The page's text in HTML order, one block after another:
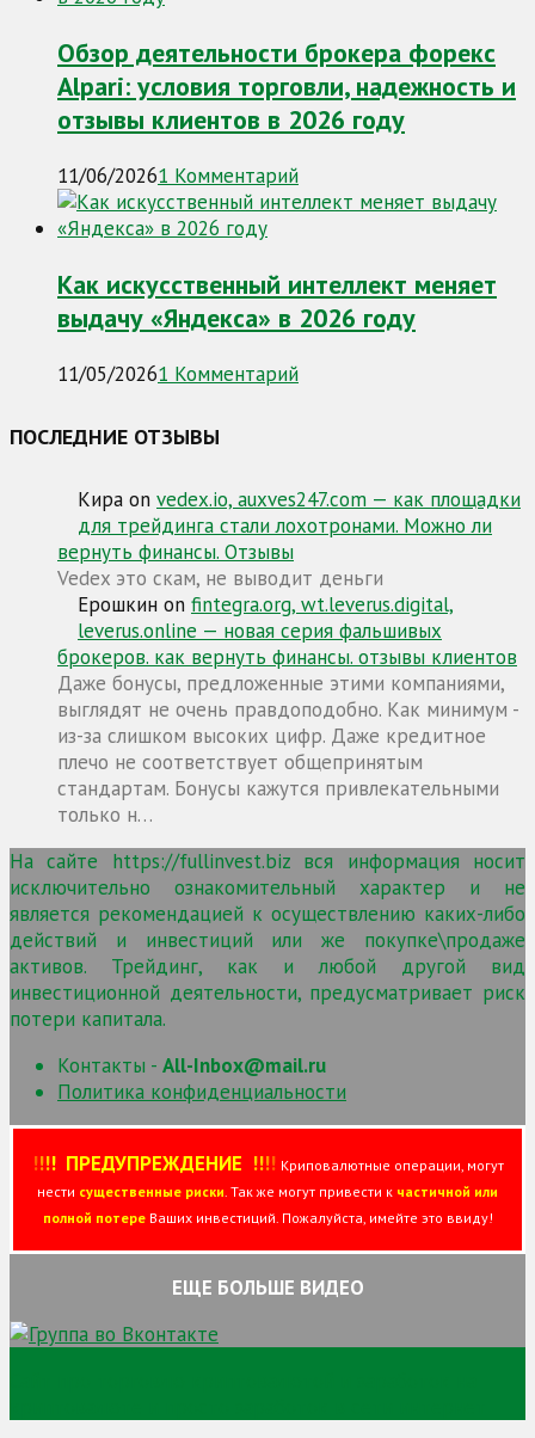
Обзор деятельности брокера форекс
Alpari: условия торговли, надежность и
отзывы клиентов в 2026 году
11/06/20261 Комментарий
Как искусственный интеллект меняет
выдачу «Яндекса» в 2026 году
11/05/20261 Комментарий
ПОСЛЕДНИЕ ОТЗЫВЫ
Кира on vedex.io, auxves247.com — как площадки
для трейдинга стали лохотронами. Можно ли
вернуть финансы. Отзывы
Vedex это скам, не выводит деньги
Ерошкин on fintegra.org, wt.leverus.digital,
leverus.online — новая серия фальшивых
брокеров. как вернуть финансы. отзывы клиентов
Даже бонусы, предложенные этими компаниями,
выглядят не очень правдоподобно. Как минимум -
из-за слишком высоких цифр. Даже кредитное
плечо не соответствует общепринятым
стандартам. Бонусы кажутся привлекательными
только н…
На сайте https://fullinvest.biz вся информация носит
исключительно ознакомительный характер и не
является рекомендацией к осуществлению каких-либо
действий и инвестиций или же покупке\продаже
активов. Трейдинг, как и любой другой вид
инвестиционной деятельности, предусматривает риск
потери капитала.
Контакты - All-Inbox@mail.ru
Политика конфиденциальности
!!!!ПРЕДУПРЕЖДЕНИЕ !!!! Криповалютные операции, могут
нести существенные риски . Так же могут привести к частичной или
полной потереВаших инвестиций. Пожалуйста, имейте это ввиду!
ЕЩЕ БОЛЬШЕ ВИДЕО